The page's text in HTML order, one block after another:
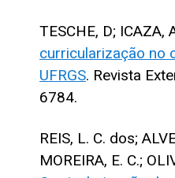
TESCHE, D; ICAZA,
curricularização no
UFRGS. Revista
6784.
REIS, L. C. dos;
MOREIRA, E. C.;